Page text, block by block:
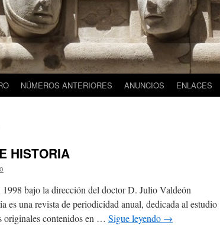
NÚMEROS ANTERIORES ANUNCIOS ENLACES
HISTORIA
bajo la dirección del doctor D. Julio Valdeón
es una revista de periodicidad anual, dedicada al estudio
originales contenidos en … Sigue leyendo →